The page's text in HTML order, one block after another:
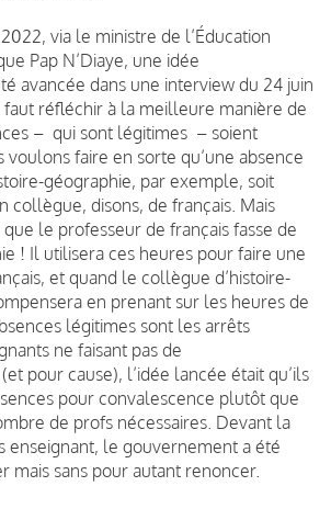
via le ministre de l’Éducation
Pap N’Diaye, une idée
avancée dans une interview du 24 juin
faut réfléchir à la meilleure manière de
– qui sont légitimes – soient
voulons faire en sorte qu’une absence
géographie, par exemple, soit
collègue, disons, de français. Mais
le professeur de français fasse de
! Il utilisera ces heures pour faire une
et quand le collègue d’histoire-
en prenant sur les heures de
légitimes sont les arrêts
ne faisant pas de
pour cause), l’idée lancée était qu’ils
pour convalescence plutôt que
de profs nécessaires. Devant la
enseignant, le gouvernement a été
mais sans pour autant renoncer.